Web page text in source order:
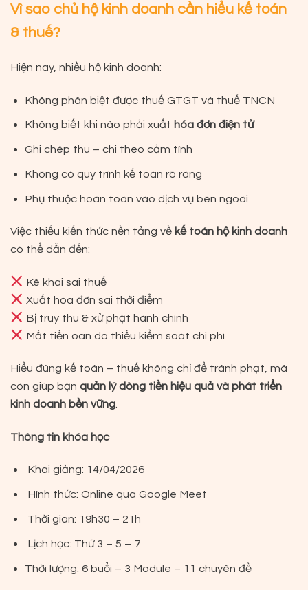
Vì sao chủ hộ kinh doanh cần hiểu kế toán
& thuế?
Hiện nay, nhiều hộ kinh doanh:
Không phân biệt được thuế GTGT và thuế TNCN
Không biết khi nào phải xuất hóa đơn điện tử
Ghi chép thu – chi theo cảm tính
Không có quy trình kế toán rõ ràng
Phụ thuộc hoàn toàn vào dịch vụ bên ngoài
Việc thiếu kiến thức nền tảng về kế toán hộ kinh doanh
có thể dẫn đến:
Kê khai sai thuế
Xuất hóa đơn sai thời điểm
Bị truy thu & xử phạt hành chính
Mất tiền oan do thiếu kiểm soát chi phí
Hiểu đúng kế toán – thuế không chỉ để tránh phạt, mà
còn giúp bạn quản lý dòng tiền hiệu quả và phát triển
kinh doanh bền vững
Thông tin khóa học
Khai giảng: 14/04/2026
Hình thức: Online qua Google Meet
Thời gian: 19h30 – 21h
Lịch học: Thứ 3 – 5 – 7
Thời lượng: 6 buổi – 3 Module – 11 chuyên đề